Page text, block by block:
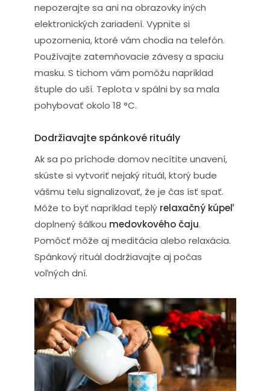
nepozerajte sa ani na obrazovky iných
elektronických zariadení. Vypnite si
upozornenia, ktoré vám chodia na telefón.
Používajte zatemňovacie závesy a spaciu
masku. S tichom vám pomôžu napríklad
štuple do uší. Teplota v spálni by sa mala
pohybovať okolo 18 °C.
Dodržiavajte spánkové rituály
Ak sa po príchode domov necítite unavení,
skúste si vytvoriť nejaký rituál, ktorý bude
vášmu telu signalizovať, že je čas ísť spať.
Môže to byť napríklad teplý relaxačný kúpeľ
doplnený šálkou medovkového čaju.
Pomôcť môže aj meditácia alebo relaxácia.
Spánkový rituál dodržiavajte aj počas
voľných dní.